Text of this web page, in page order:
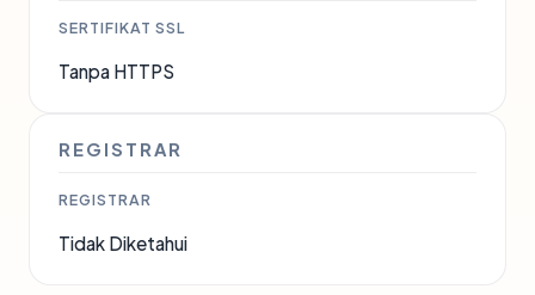
SERTIFIKAT SSL
Tanpa HTTPS
REGISTRAR
REGISTRAR
Tidak Diketahui